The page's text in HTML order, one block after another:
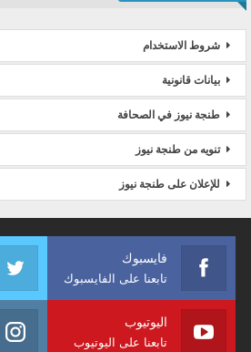
شروط الاستخدام
بيانات قانونية
طنجة نيوز في الصحافة
تنويه من طنجة نيوز
للإعلان على طنجة نيوز
فايسبوك
تابعنا على الفايسبوك
اليوتيوب
تابعنا على اليوتيوب